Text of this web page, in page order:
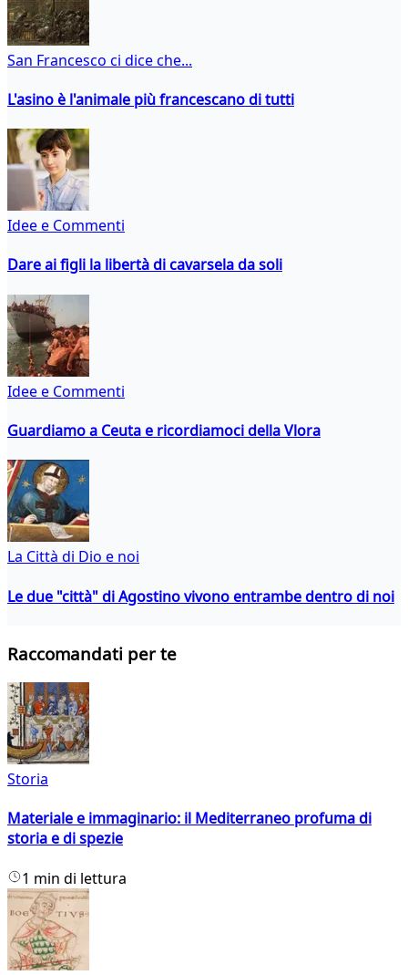
San Francesco ci dice che...
L'asino è l'animale più francescano di tutti
Idee e Commenti
Dare ai figli la libertà di cavarsela da soli
Idee e Commenti
Guardiamo a Ceuta e ricordiamoci della Vlora
La Città di Dio e noi
Le due "città" di Agostino vivono entrambe dentro di noi
Raccomandati per te
Storia
Materiale e immaginario: il Mediterraneo profuma di
storia e di spezie
1 min di lettura